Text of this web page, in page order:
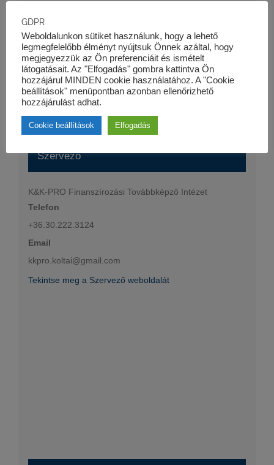
Esemény kategória:
Szaktanfolyamok
Honlap:
https://kk-pro.hu/oktatas/halado-jogi-tanfolyam/
Szervező
K&K-PRO Finanszírozási Továbbképző Intézet
Telefon
+36.30.222.3124
Email
kkpro.koltai@gmail.com
Tekintse meg a Szervező weboldalát
GDPR
Weboldalunkon sütiket használunk, hogy a lehető
legmegfelelőbb élményt nyújtsuk Önnek azáltal, hogy
megjegyezzük az Ön preferenciáit és ismételt
látogatásait. Az "Elfogadás" gombra kattintva Ön
hozzájárul MINDEN cookie használatához. A "Cookie
beállítások" menüpontban azonban ellenőrizhető
hozzájárulást adhat.
Cookie beállítások Elfogadás